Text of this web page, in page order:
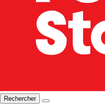
Rechercher